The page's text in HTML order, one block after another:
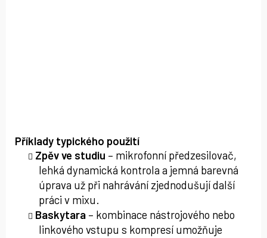
Příklady typického použití
Zpěv ve studiu – mikrofonní předzesilovač,
lehká dynamická kontrola a jemná barevná
úprava už při nahrávání zjednodušují další
práci v mixu.
Baskytara – kombinace nástrojového nebo
linkového vstupu s kompresí umožňuje